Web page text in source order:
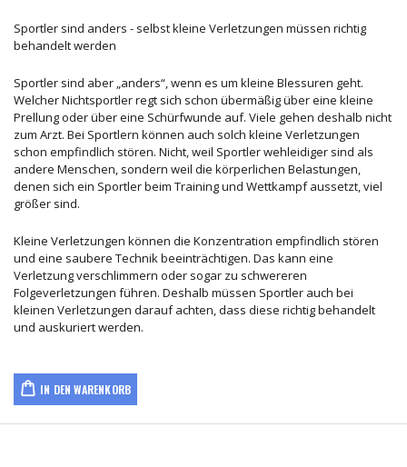
Sportler sind anders - selbst kleine Verletzungen müssen richtig
behandelt werden
Sportler sind aber „anders“, wenn es um kleine Blessuren geht.
Welcher Nichtsportler regt sich schon übermäßig über eine kleine
Prellung oder über eine Schürfwunde auf. Viele gehen deshalb nicht
zum Arzt. Bei Sportlern können auch solch kleine Verletzungen
schon empfindlich stören. Nicht, weil Sportler wehleidiger sind als
andere Menschen, sondern weil die körperlichen Belastungen,
denen sich ein Sportler beim Training und Wettkampf aussetzt, viel
größer sind.
Kleine Verletzungen können die Konzentration empfindlich stören
und eine saubere Technik beeinträchtigen. Das kann eine
Verletzung verschlimmern oder sogar zu schwereren
Folgeverletzungen führen. Deshalb müssen Sportler auch bei
kleinen Verletzungen darauf achten, dass diese richtig behandelt
und auskuriert werden.
IN DEN WARENKORB